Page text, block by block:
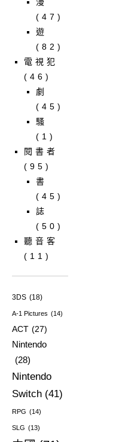
(47)
遊
(82)
電視犯
(46)
劇
(45)
騷
(1)
閱書者
(95)
書
(45)
誌
(50)
聽音客
(11)
3DS (18)
A-1 Pictures (14)
ACT (27)
Nintendo
(28)
Nintendo
Switch (41)
RPG (14)
SLG (13)